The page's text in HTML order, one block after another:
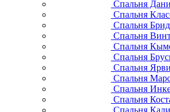
Спальня
Спальня
Спальня
Спальня
Спальня
Спальня
Спальня Ярви
Спальня
Спальня
Спальня
Спальня